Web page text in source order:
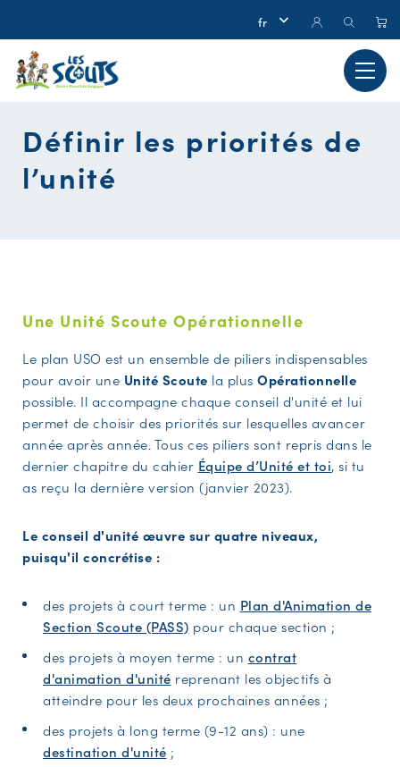
Définir les priorités de
l’unité
Une Unité Scoute Opérationnelle
Le plan USO est un ensemble de piliers indispensables
pour avoir une Unité Scoute la plus Opérationnelle
possible. Il accompagne chaque conseil d'unité et lui
permet de choisir des priorités sur lesquelles avancer
année après année. Tous ces piliers sont repris dans le
dernier chapitre du cahier Équipe d’Unité et toi, si tu
as reçu la dernière version (janvier 2023).
Le conseil d'unité œuvre sur quatre niveaux,
puisqu'il concrétise :
des projets à court terme : un Plan d'Animation de
Section Scoute (PASS) pour chaque section ;
des projets à moyen terme : un contrat
d'animation d'unité reprenant les objectifs à
atteindre pour les deux prochaines années ;
des projets à long terme (9-12 ans) : une
destination d'unité ;